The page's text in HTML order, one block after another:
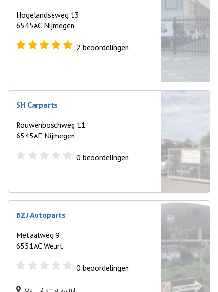
Hogelandseweg 13
6545AC Nijmegen
2 beoordelingen
SH Carparts
Rouwenboschweg 11
6545AE Nijmegen
0 beoordelingen
BZJ Autoparts
Metaalweg 9
6551AC Weurt
0 beoordelingen
Op +- 2 km afstand